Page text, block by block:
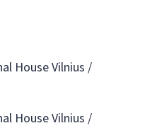
House Vilnius /
House Vilnius /